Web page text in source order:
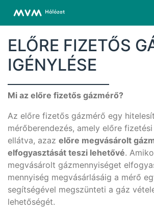
ELŐRE FIZETŐS
IGÉNYLÉSE
Mi az előre fizetős gázmérő?
Az előre fizetős gázmérő egy
mérőberendezés, amely előre
ellátva, azaz előre megvásárolt
elfogyasztását teszi lehetővé.
megvásárolt gázmennyiséget
mennyiség megvásárlásáig a mérő
segítségével megszünteti a gáz
lehetőségét.